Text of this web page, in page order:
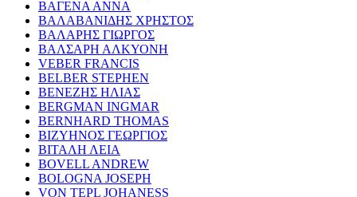
ΒΑΓΕΝΑ ΑΝΝΑ
ΒΑΛΑΒΑΝΙΔΗΣ ΧΡΗΣΤΟΣ
ΒΑΛΑΡΗΣ ΓΙΩΡΓΟΣ
ΒΑΛΣΑΡΗ ΑΛΚΥΟΝΗ
VEBER FRANCIS
BELBER STEPHEN
ΒΕΝΕΖΗΣ ΗΛΙΑΣ
BERGMAN INGMAR
BERNHARD THOMAS
ΒΙΖΥΗΝΟΣ ΓΕΩΡΓΙΟΣ
ΒΙΤΑΛΗ ΛΕΙΑ
BOVELL ANDREW
BOLOGNA JOSEPH
VON TEPL JOHANESS